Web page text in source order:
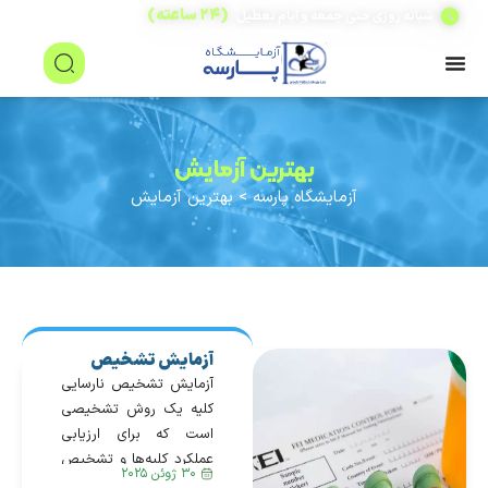
(۲۴ ساعته)
بهترین آزمایش
آزمایشگاه پارسه>بهترین آزمایش
آزمایش تشخیص
نارسایی کلیه
آزمایش تشخیص نارسایی
کلیه یک روش تشخیصی
است که برای ارزیابی
عملکرد کلیه‌ها و تشخیص
۳۰ ژوئن ۲۰۲۵